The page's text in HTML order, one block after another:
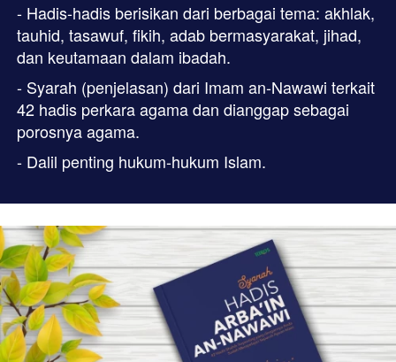
- Hadis-hadis berisikan dari berbagai tema: akhlak,
tauhid, tasawuf, fikih, adab bermasyarakat, jihad,
dan keutamaan dalam ibadah.
- Syarah (penjelasan) dari Imam an-Nawawi terkait
42 hadis perkara agama dan dianggap sebagai
porosnya agama.
- Dalil penting hukum-hukum Islam.